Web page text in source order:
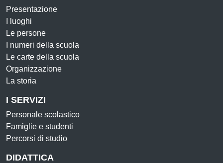
Presentazione
I luoghi
Le persone
I numeri della scuola
Le carte della scuola
Organizzazione
La storia
I SERVIZI
Personale scolastico
Famiglie e studenti
Percorsi di studio
DIDATTICA